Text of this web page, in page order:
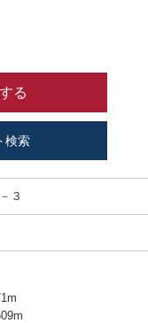
る
検索
３